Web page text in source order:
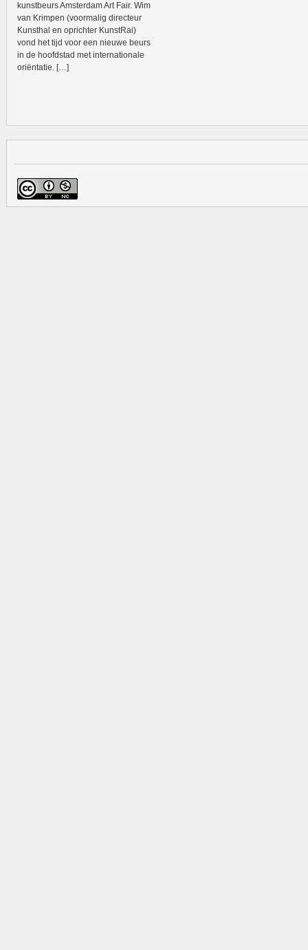
kunstbeurs Amsterdam Art Fair. Wim
van Krimpen (voormalig directeur
Kunsthal en oprichter KunstRai)
vond het tijd voor een nieuwe beurs
in de hoofdstad met internationale
oriëntatie. […]